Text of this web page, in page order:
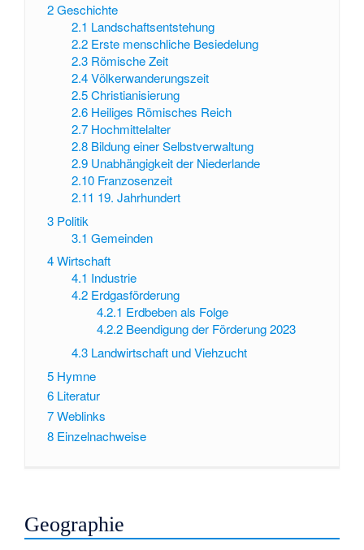
2Geschichte
2.1 Landschaftsentstehung
2.2 Erste menschliche Besiedelung
2.3 Römische Zeit
2.4 Völkerwanderungszeit
2.5 Christianisierung
2.6 Heiliges Römisches Reich
2.7 Hochmittelalter
2.8 Bildung einer Selbstverwaltung
2.9 Unabhängigkeit der Niederlande
2.10 Franzosenzeit
2.11 19. Jahrhundert
3 Politik
3.1 Gemeinden
4Wirtschaft
4.1 Industrie
4.2 Erdgasförderung
4.2.1 Erdbeben als Folge
4.2.2 Beendigung der Förderung 2023
4.3 Landwirtschaft und Viehzucht
5 Hymne
6 Literatur
7Weblinks
8 Einzelnachweise
Geographie